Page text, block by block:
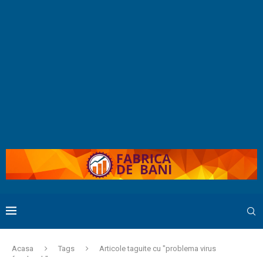
Acasa Tags
Articole taguite cu "problema virus